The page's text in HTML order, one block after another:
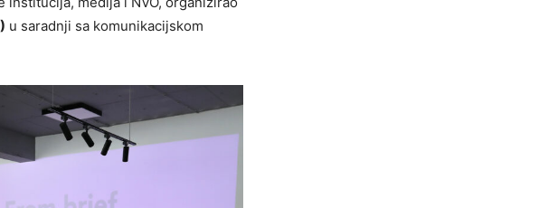
u saradnji sa komunikacijskom